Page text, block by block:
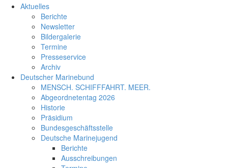
Aktuelles
Berichte
Newsletter
Bildergalerie
Termine
Presseservice
Archiv
Deutscher Marinebund
MENSCH. SCHIFFFAHRT. MEER.
Abgeordnetentag 2026
Historie
Präsidium
Bundesgeschäftsstelle
Deutsche Marinejugend
Berichte
Ausschreibungen